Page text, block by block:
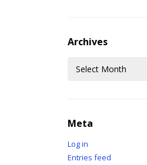
Archives
Meta
Log in
Entries feed